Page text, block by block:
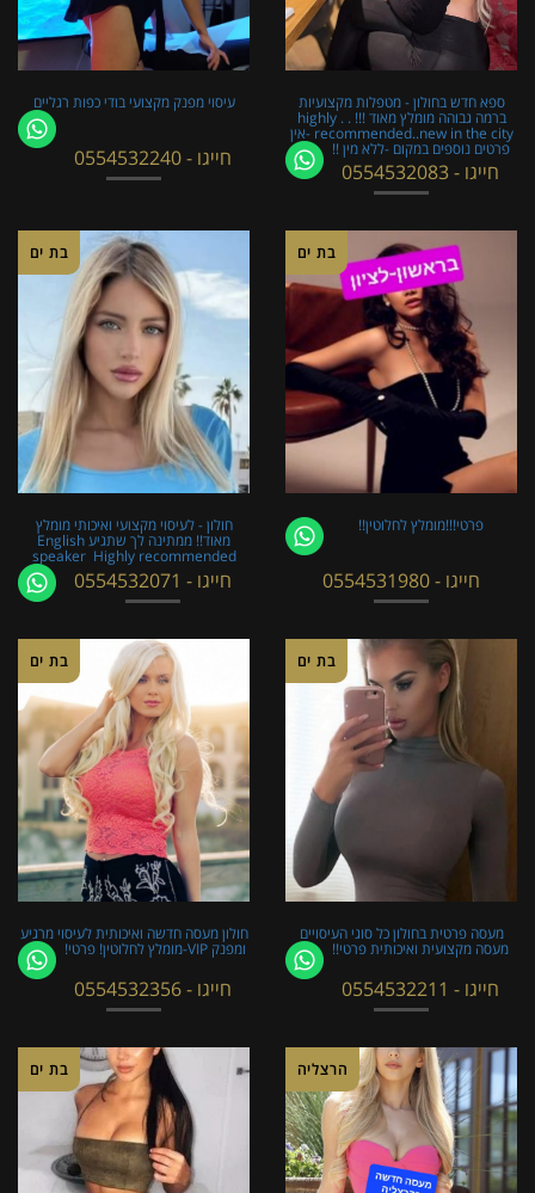
עיסוי מפנק מקצועי בודי כפות רגליים
חייגו - 0554532240
ספא חדש בחולון - מטפלות מקצועיות
ברמה גבוהה מומלץ מאוד !!! . . highly
recommended..new in the city -אין
פרטים נוספים במקום -ללא מין !!
חייגו - 0554532083
בת ים
חולון - לעיסוי מקצועי ואיכותי מומלץ
מאוד!! ממתינה לך שתגיע English
speaker ​​​​​​ Highly recommended
חייגו - 0554532071
בת ים
פרטי!!!מומלץ לחלוטין!!
חייגו - 0554531980
בת ים
חולון מעסה חדשה ואיכותית לעיסוי מרגיע
ומפנק VIP-מומלץ לחלוטין! פרטי! ​​​​​​
חייגו - 0554532356
בת ים
מעסה פרטית בחולון כל סוגי העיסויים
מעסה מקצועית ואיכותית פרטי!!
חייגו - 0554532211
בת ים הרצליה